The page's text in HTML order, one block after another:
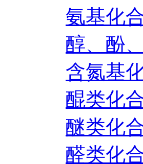
氨基化
醇、酚
含氮基
醌类化
醚类化
醛类化